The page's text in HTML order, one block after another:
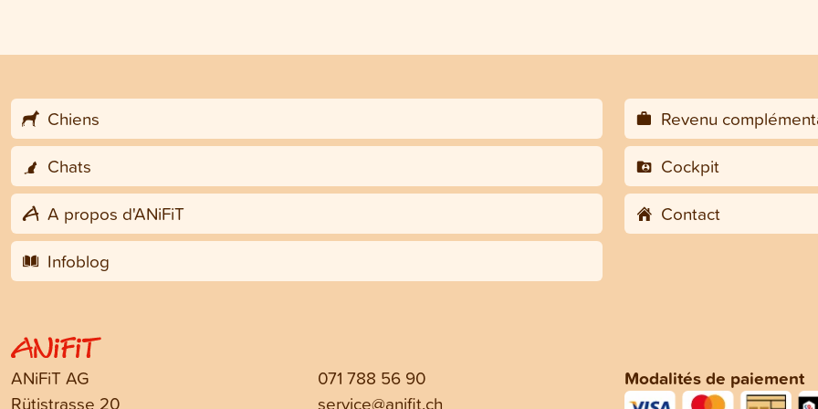
Chiens
Chats
A propos d'ANiFiT
Infoblog
Revenu
Cockpit
Contact
ANiFiT AG
Rütistrasse 20
071 788 56 90
service@anifit.ch
Modalités de paiement